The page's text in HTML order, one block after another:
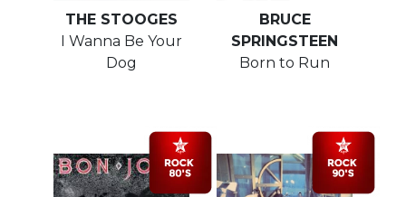
THE STOOGES
I Wanna Be Your
Dog
BRUCE
SPRINGSTEEN
Born to Run